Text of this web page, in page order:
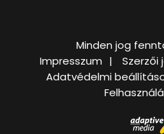
Minden jog
Impresszum
Szerzői
Adatvédelmi